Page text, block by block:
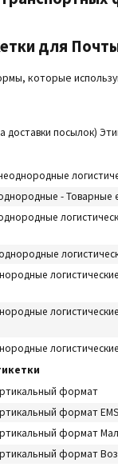
для
которые
доставки посылок)
- Товарные
формат
формат EMS
формат
формат